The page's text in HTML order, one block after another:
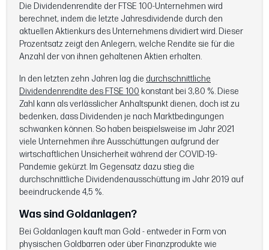
Die Dividendenrendite der FTSE 100-Unternehmen wird
berechnet, indem die letzte Jahresdividende durch den
aktuellen Aktienkurs des Unternehmens dividiert wird. Dieser
Prozentsatz zeigt den Anlegern, welche Rendite sie für die
Anzahl der von ihnen gehaltenen Aktien erhalten.
In den letzten zehn Jahren lag die durchschnittliche
Dividendenrendite des FTSE 100 konstant bei 3,80 %. Diese
Zahl kann als verlässlicher Anhaltspunkt dienen, doch ist zu
bedenken, dass Dividenden je nach Marktbedingungen
schwanken können. So haben beispielsweise im Jahr 2021
viele Unternehmen ihre Ausschüttungen aufgrund der
wirtschaftlichen Unsicherheit während der COVID-19-
Pandemie gekürzt. Im Gegensatz dazu stieg die
durchschnittliche Dividendenausschüttung im Jahr 2019 auf
beeindruckende 4,5 %.
Was sind Goldanlagen?
Bei Goldanlagen kauft man Gold - entweder in Form von
physischen Goldbarren oder über Finanzprodukte wie